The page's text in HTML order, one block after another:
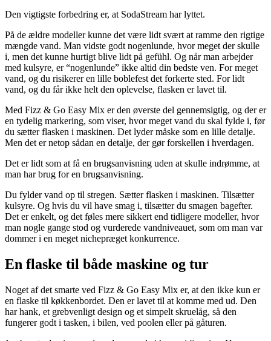
Den vigtigste forbedring er, at SodaStream har lyttet.
På de ældre modeller kunne det være lidt svært at ramme den rigtige
mængde vand. Man vidste godt nogenlunde, hvor meget der skulle
i, men det kunne hurtigt blive lidt på gefühl. Og når man arbejder
med kulsyre, er “nogenlunde” ikke altid din bedste ven. For meget
vand, og du risikerer en lille boblefest det forkerte sted. For lidt
vand, og du får ikke helt den oplevelse, flasken er lavet til.
Med Fizz & Go Easy Mix er den øverste del gennemsigtig, og der er
en tydelig markering, som viser, hvor meget vand du skal fylde i, før
du sætter flasken i maskinen. Det lyder måske som en lille detalje.
Men det er netop sådan en detalje, der gør forskellen i hverdagen.
Det er lidt som at få en brugsanvisning uden at skulle indrømme, at
man har brug for en brugsanvisning.
Du fylder vand op til stregen. Sætter flasken i maskinen. Tilsætter
kulsyre. Og hvis du vil have smag i, tilsætter du smagen bagefter.
Det er enkelt, og det føles mere sikkert end tidligere modeller, hvor
man nogle gange stod og vurderede vandniveauet, som om man var
dommer i en meget nichepræget konkurrence.
En flaske til både maskine og tur
Noget af det smarte ved Fizz & Go Easy Mix er, at den ikke kun er
en flaske til køkkenbordet. Den er lavet til at komme med ud. Den
har hank, et grebvenligt design og et simpelt skruelåg, så den
fungerer godt i tasken, i bilen, ved poolen eller på gåturen.